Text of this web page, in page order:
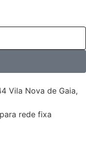
Vila Nova de Gaia,
rede fixa